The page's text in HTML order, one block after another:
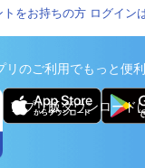
トをお持ちの方 ログイン
リのご利用でもっと便
アプリ版ダウンロード